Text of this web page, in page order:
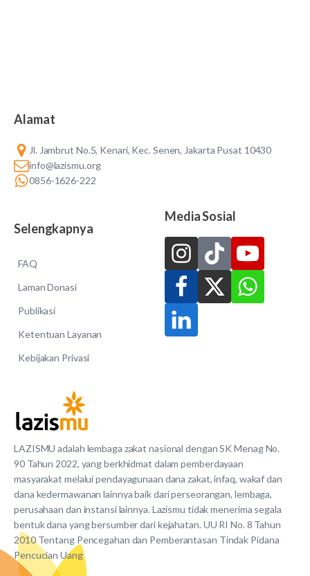
LAZISMU adalah lembaga zakat nasional dengan SK Menag No.
90 Tahun 2022, yang berkhidmat dalam pemberdayaan
masyarakat melalui pendayagunaan dana zakat, infaq, wakaf dan
dana kedermawanan lainnya baik dari perseorangan, lembaga,
perusahaan dan instansi lainnya. Lazismu tidak menerima segala
bentuk dana yang bersumber dari kejahatan. UU RI No. 8 Tahun
2010 Tentang Pencegahan dan Pemberantasan Tindak Pidana
Pencucian Uang
Alamat
Jl. Jambrut No.5, Kenari, Kec. Senen, Jakarta Pusat 10430
info@lazismu.org
0856-1626-222
Selengkapnya
FAQ
Laman Donasi
Publikasi
Ketentuan Layanan
Kebijakan Privasi
Media Sosial